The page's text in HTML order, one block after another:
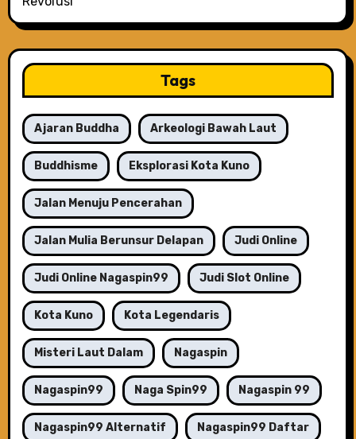
Tags
Ajaran Buddha Arkeologi Bawah Laut
Buddhisme Eksplorasi Kota Kuno
Jalan Menuju Pencerahan
Jalan Mulia Berunsur Delapan Judi Online
Judi Online Nagaspin99 Judi Slot Online
Kota Kuno Kota Legendaris
Misteri Laut Dalam Nagaspin
Nagaspin99 Naga Spin99 Nagaspin 99
Nagaspin99 Alternatif Nagaspin99 Daftar